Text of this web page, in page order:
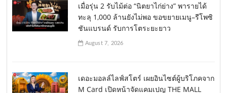
เมื่อรุ่น 2 รับไม้ต่อ “นิตยาไก่ย่าง” พารายได้
ทะลุ 1,000 ล้านยังไม่พอ ขอขยายเมนู–รีโพซิ
ชันแบรนด์ รับการโตระยะยาว
August 7, 2026
เดอะมอลล์ไลฟ์สโตร์ เผยอินไซต์ผู้บริโภคจาก
M Card เปิดหน้าจัดแคมเปญ THE MALL